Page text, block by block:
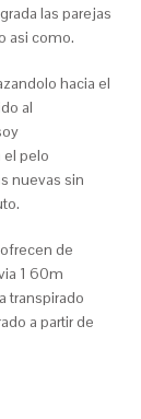
las parejas
asi­ como.
hacia el
al
pelo
nuevas sin
de
1 60m
transpirado
a partir de